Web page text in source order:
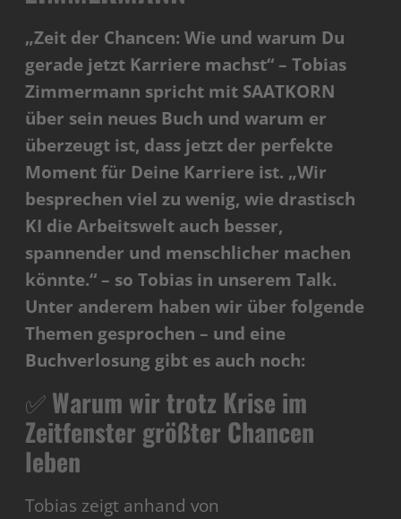
„Zeit der Chancen: Wie und warum Du
gerade jetzt Karriere machst“ – Tobias
Zimmermann spricht mit SAATKORN
über sein neues Buch und warum er
überzeugt ist, dass jetzt der perfekte
Moment für Deine Karriere ist. „Wir
besprechen viel zu wenig, wie drastisch
KI die Arbeitswelt auch besser,
spannender und menschlicher machen
könnte.“ – so Tobias in unserem Talk.
Unter anderem haben wir über folgende
Themen gesprochen – und eine
Buchverlosung gibt es auch noch:
✅Warum wir trotz Krise im
Zeitfenster größter Chancen
leben
Tobias zeigt anhand von